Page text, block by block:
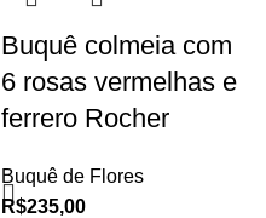
Buquê colmeia com
6 rosas vermelhas e
ferrero Rocher
Buquê de Flores
R$235,00